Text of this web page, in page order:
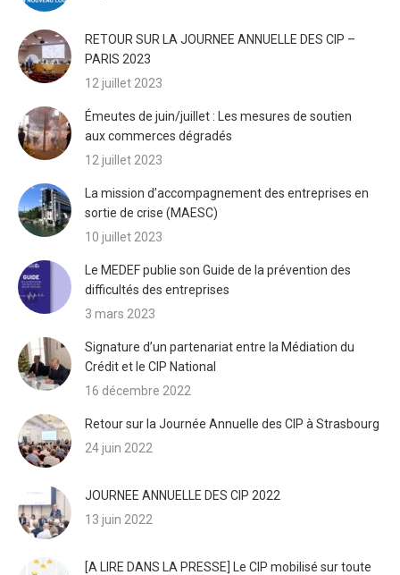
RETOUR SUR LA JOURNEE ANNUELLE DES CIP –
PARIS 2023
12 juillet 2023
Émeutes de juin/juillet : Les mesures de soutien
aux commerces dégradés
12 juillet 2023
La mission d’accompagnement des entreprises en
sortie de crise (MAESC)
10 juillet 2023
Le MEDEF publie son Guide de la prévention des
difficultés des entreprises
3 mars 2023
Signature d’un partenariat entre la Médiation du
Crédit et le CIP National
16 décembre 2022
Retour sur la Journée Annuelle des CIP à Strasbourg
24 juin 2022
JOURNEE ANNUELLE DES CIP 2022
13 juin 2022
[A LIRE DANS LA PRESSE] Le CIP mobilisé sur toute